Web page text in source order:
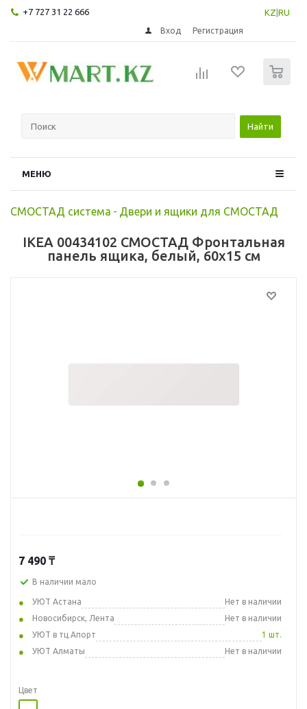
+7 727 31 22 666 KZ RU
Вход Регистрация
Найти
МЕНЮ
СМОСТАД система - Двери и ящики для СМОСТАД
IKEA 00434102 СМОСТАД Фронтальная
панель ящика, белый, 60x15 см
7 490 ₸
В наличии мало
УЮТ Астана
Нет в наличии
Новосибирск, Лента
Нет в наличии
УЮТ в тц Апорт
1 шт.
УЮТ Алматы
Нет в наличии
Цвет